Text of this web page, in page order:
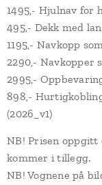
1495,- Hjulnav for
495,- Dekk med
1195,- Navkopp
2290,- Navkopper
2995,-
898,-
(2026_v1)
NB! Prisen
kommer i tillegg.
NB! Vognene på